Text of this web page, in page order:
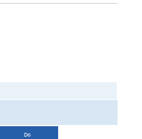
Do